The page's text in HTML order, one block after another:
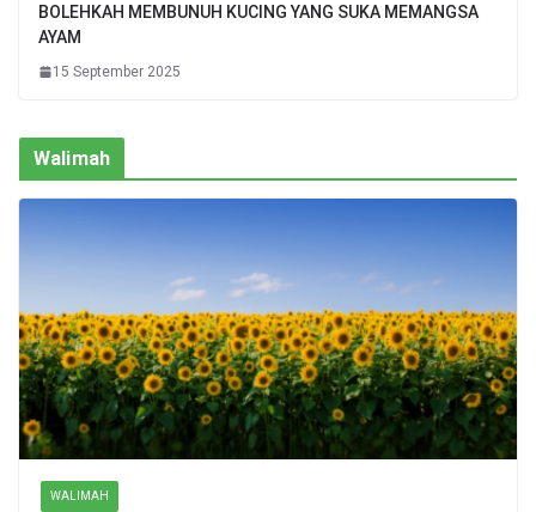
BOLEHKAH MEMBUNUH KUCING YANG SUKA MEMANGSA
AYAM
15 September 2025
Walimah
WALIMAH